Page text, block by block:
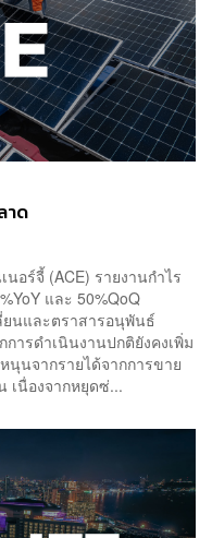
าด
อร์จี้ (ACE) รายงานกำไร
และ 50%QoQ
ยนและตราสารอนุพันธ์
ารดำเนินงานปกติยังคงเพิ่ม
นุนจากรายได้จากการขาย
เนื่องจากหยุดซ่...